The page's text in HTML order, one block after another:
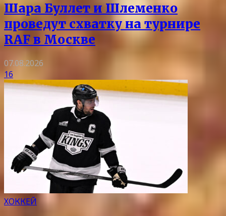
Шара Буллет и Шлеменко
проведут схватку на турнире
RAF в Москве
07.08.2026
16
ХОККЕЙ